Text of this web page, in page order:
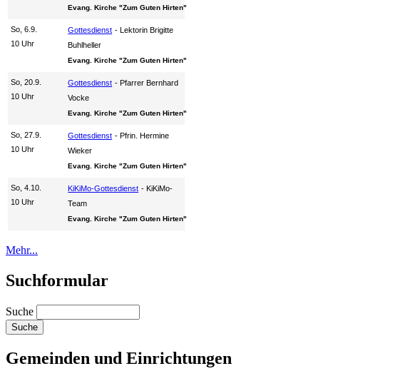
Evang. Kirche "Zum Guten Hirten"
So, 6.9.
10 Uhr
Gottesdienst
Lektorin Brigitte
Buhlheller
Evang. Kirche "Zum Guten Hirten"
So, 20.9.
10 Uhr
Gottesdienst
Pfarrer Bernhard
Vocke
Evang. Kirche "Zum Guten Hirten"
So, 27.9.
10 Uhr
Gottesdienst
Pfrin. Hermine
Wieker
Evang. Kirche "Zum Guten Hirten"
So, 4.10.
10 Uhr
KiKiMo-Gottesdienst
KiKiMo-
Team
Evang. Kirche "Zum Guten Hirten"
Mehr...
Suchformular
Suche
Gemeinden und Einrichtungen